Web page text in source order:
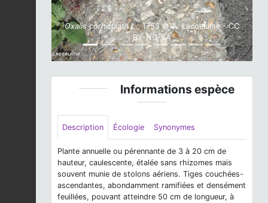
Oxalis corniculataL., 1753 © A. Lacoeuilhe - CC
BY-NC-SA
Informations espèce
Description Écologie Synonymes
Plante annuelle ou pérennante de 3 à 20 cm de
hauteur, caulescente, étalée sans rhizomes mais
souvent munie de stolons aériens. Tiges couchées-
ascendantes, abondamment ramifiées et densément
feuillées, pouvant atteindre 50 cm de longueur, à